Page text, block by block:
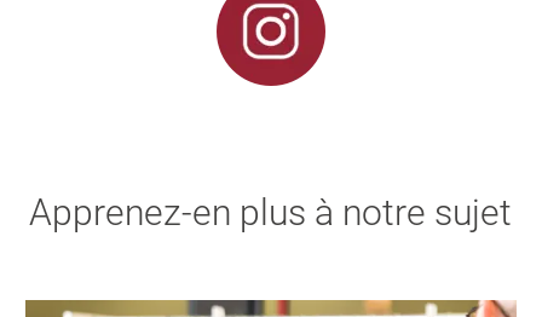
Apprenez-en plus à notre sujet